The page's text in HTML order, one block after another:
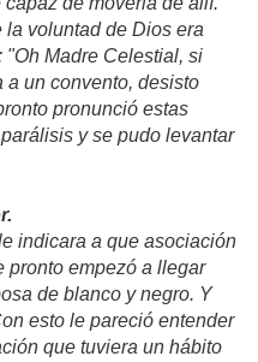
la voluntad de Dios era
"Oh Madre Celestial, si
a un convento, desisto
pronunció estas
y se pudo levantar
indicara a que asociación
pronto empezó a llegar
de blanco y negro. Y
esto le pareció entender
que tuviera un hábito